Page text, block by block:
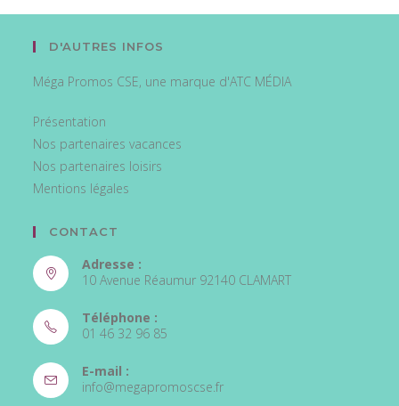
D'AUTRES INFOS
Méga Promos CSE, une marque d'ATC MÉDIA
Présentation
Nos partenaires vacances
Nos partenaires loisirs
Mentions légales
CONTACT
Adresse :
10 Avenue Réaumur 92140 CLAMART
Téléphone :
01 46 32 96 85
dans
votre
E-mail :
info@megapromoscse.frS’ouvre